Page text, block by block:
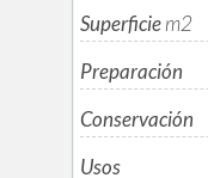
Superficiem2
Preparación
Conservación
Usos